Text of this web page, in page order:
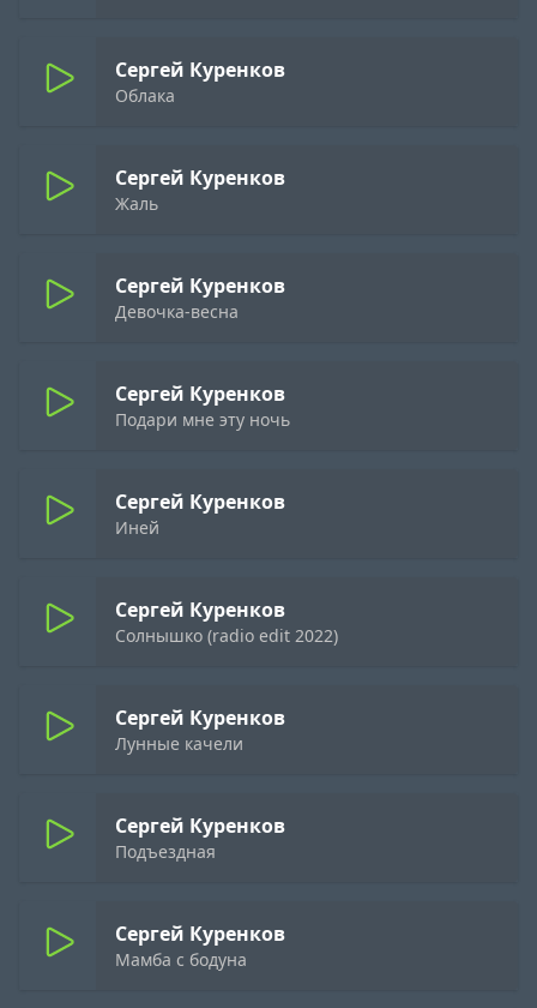
Сергей Куренков
Облака
Сергей Куренков
Жаль
Сергей Куренков
Девочка-весна
Сергей Куренков
Подари мне эту ночь
Сергей Куренков
Иней
Сергей Куренков
Солнышко (radio edit 2022)
Сергей Куренков
Лунные качели
Сергей Куренков
Подъездная
Сергей Куренков
Мамба с бодуна